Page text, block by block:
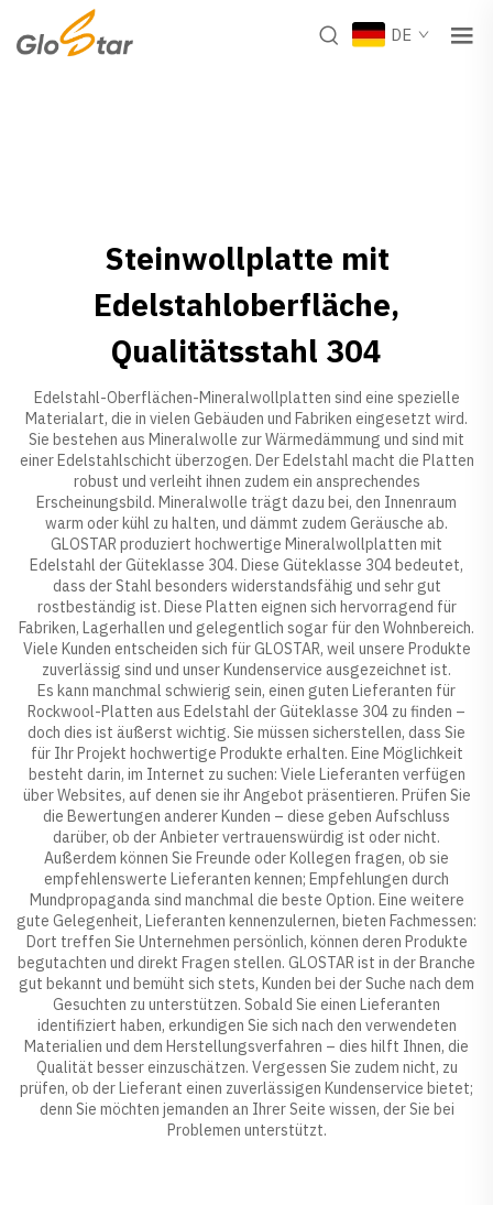
DE
Steinwollplatte mit
Edelstahloberfläche,
Qualitätsstahl 304
Edelstahl-Oberflächen-Mineralwollplatten sind eine spezielle
Materialart, die in vielen Gebäuden und Fabriken eingesetzt wird.
Sie bestehen aus Mineralwolle zur Wärmedämmung und sind mit
einer Edelstahlschicht überzogen. Der Edelstahl macht die Platten
robust und verleiht ihnen zudem ein ansprechendes
Erscheinungsbild. Mineralwolle trägt dazu bei, den Innenraum
warm oder kühl zu halten, und dämmt zudem Geräusche ab.
GLOSTAR produziert hochwertige Mineralwollplatten mit
Edelstahl der Güteklasse 304. Diese Güteklasse 304 bedeutet,
dass der Stahl besonders widerstandsfähig und sehr gut
rostbeständig ist. Diese Platten eignen sich hervorragend für
Fabriken, Lagerhallen und gelegentlich sogar für den Wohnbereich.
Viele Kunden entscheiden sich für GLOSTAR, weil unsere Produkte
zuverlässig sind und unser Kundenservice ausgezeichnet ist.
Es kann manchmal schwierig sein, einen guten Lieferanten für
Rockwool-Platten aus Edelstahl der Güteklasse 304 zu finden –
doch dies ist äußerst wichtig. Sie müssen sicherstellen, dass Sie
für Ihr Projekt hochwertige Produkte erhalten. Eine Möglichkeit
besteht darin, im Internet zu suchen: Viele Lieferanten verfügen
über Websites, auf denen sie ihr Angebot präsentieren. Prüfen Sie
die Bewertungen anderer Kunden – diese geben Aufschluss
darüber, ob der Anbieter vertrauenswürdig ist oder nicht.
Außerdem können Sie Freunde oder Kollegen fragen, ob sie
empfehlenswerte Lieferanten kennen; Empfehlungen durch
Mundpropaganda sind manchmal die beste Option. Eine weitere
gute Gelegenheit, Lieferanten kennenzulernen, bieten Fachmessen:
Dort treffen Sie Unternehmen persönlich, können deren Produkte
begutachten und direkt Fragen stellen. GLOSTAR ist in der Branche
gut bekannt und bemüht sich stets, Kunden bei der Suche nach dem
Gesuchten zu unterstützen. Sobald Sie einen Lieferanten
identifiziert haben, erkundigen Sie sich nach den verwendeten
Materialien und dem Herstellungsverfahren – dies hilft Ihnen, die
Qualität besser einzuschätzen. Vergessen Sie zudem nicht, zu
prüfen, ob der Lieferant einen zuverlässigen Kundenservice bietet;
denn Sie möchten jemanden an Ihrer Seite wissen, der Sie bei
Problemen unterstützt.